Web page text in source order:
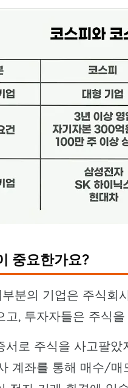
중요한가요?
분의 기업은 주식회
고, 투자자들은 주식
서로 주식을 사고팔았
계좌를 통해 매수/